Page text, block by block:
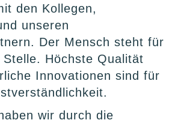
den Kollegen,
unseren
Der Mensch steht für
Höchste Qualität
Innovationen sind für
wir durch die